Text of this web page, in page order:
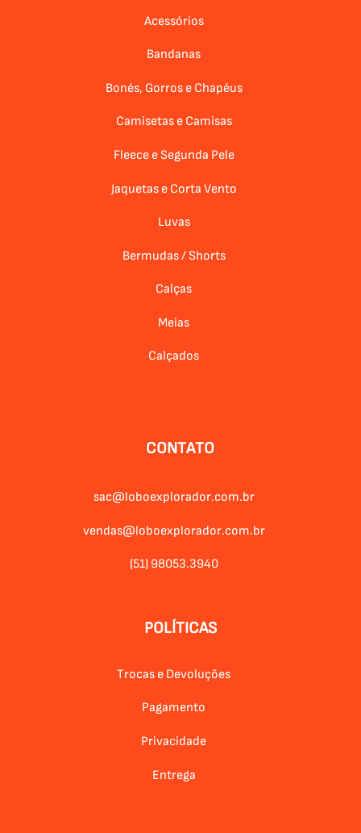
Acessórios
Bandanas
Bonés, Gorros e Chapéus
Camisetas e Camisas
Fleece e Segunda Pele
Jaquetas e Corta Vento
Luvas
Bermudas / Shorts
Calças
Meias
Calçados
CONTATO
sac@loboexplorador.com.br
vendas@loboexplorador.com.br
(51) 98053.3940
POLÍTICAS
Trocas e Devoluções
Pagamento
Privacidade
Entrega